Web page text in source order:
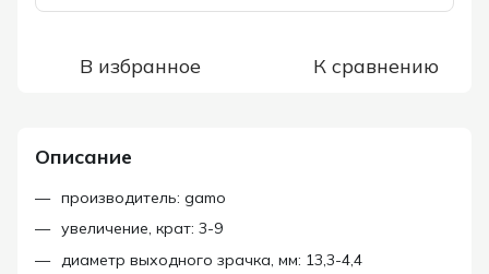
В избранное К сравнению
Описание
производитель: gamo
увеличение, крат: 3-9
диаметр выходного зрачка, мм: 13,3-4,4